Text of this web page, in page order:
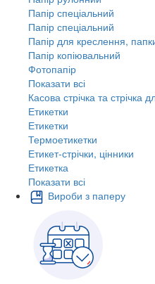
Папір спеціальний
Папір спеціальний
Папір для креслення,
Папір копіювальний
Фотопапір
Показати всі
Касова стрічка та стрічка
Етикетки
Етикетки
Термоетикетки
Етикет-стрічки, цінники
Етикетка
Показати всі
Вироби з паперу